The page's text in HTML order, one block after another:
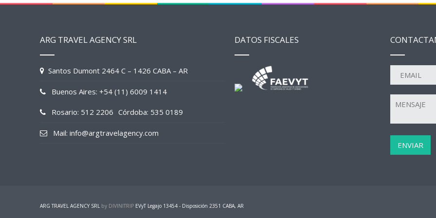
ARG TRAVEL AGENCY SRL
Santos Dumont 2464 C – 1426 CABA – AR
Buenos Aires: +54 (11) 6009 1414
Rosario: 512 2206 Córdoba: 535 0189
Mail: info@argtravelagency.com
DATOS FISCALES
ARG TRAVEL AGENCY SRLby DIVINITRIP EVyT Legajo 13454 - Disposición 2351 CABA, AR